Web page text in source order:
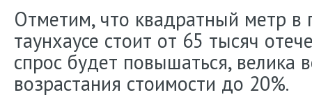
Отметим, что квадратный метр в
таунхаусе стоит от 65 тысяч
спрос будет повышаться, велика
возрастания стоимости до 20%.